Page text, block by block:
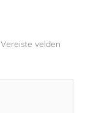
Vereiste velden